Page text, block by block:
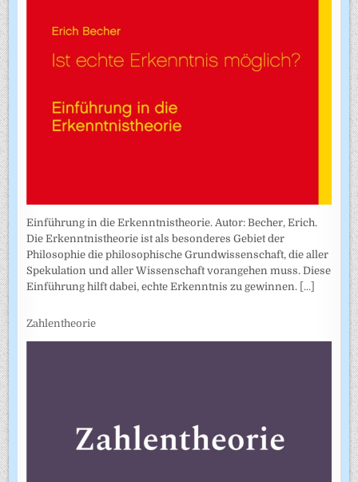
Einführung in die Erkenntnistheorie. Autor: Becher, Erich.
Die Erkenntnistheorie ist als besonderes Gebiet der
Philosophie die philosophische Grundwissenschaft, die aller
Spekulation und aller Wissenschaft vorangehen muss. Diese
Einführung hilft dabei, echte Erkenntnis zu gewinnen. [...]
Zahlentheorie